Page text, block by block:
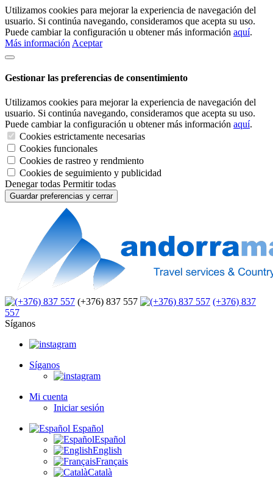
Utilizamos cookies para mejorar la experiencia de navegación del
usuario. Si continúa navegando, consideramos que acepta su uso.
Puede cambiar la configuración u obtener más información aquí.
Más información Aceptar
Gestionar las preferencias de consentimiento
Utilizamos cookies para mejorar la experiencia de navegación del
usuario. Si continúa navegando, consideramos que acepta su uso.
Puede cambiar la configuración u obtener más información aquí.
Cookies estrictamente necesarias
Cookies funcionales
Cookies de rastreo y rendmiento
Cookies de seguimiento y publicidad
Denegar todas Permitir todas
Guardar preferencias y cerrar
(+376) 837 557
(+376) 837
557
Síganos
Síganos
Mi cuenta
Iniciar sesión
Español
Español
English
Français
Català